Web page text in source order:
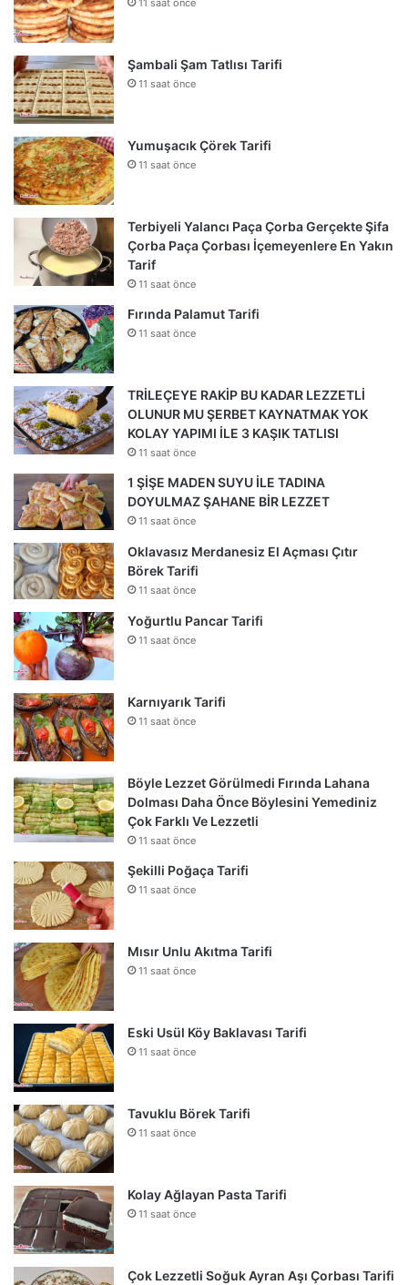
Şambali Şam Tatlısı Tarifi
11 saat önce
Yumuşacık Çörek Tarifi
11 saat önce
Terbiyeli Yalancı Paça Çorba Gerçekte Şifa
Çorba Paça Çorbası İçemeyenlere En Yakın
Tarif
11 saat önce
Fırında Palamut Tarifi
11 saat önce
TRİLEÇEYE RAKİP BU KADAR LEZZETLİ
OLUNUR MU ŞERBET KAYNATMAK YOK
KOLAY YAPIMI İLE 3 KAŞIK TATLISI
11 saat önce
1 ŞİŞE MADEN SUYU İLE TADINA
DOYULMAZ ŞAHANE BİR LEZZET
11 saat önce
Oklavasız Merdanesiz El Açması Çıtır
Börek Tarifi
11 saat önce
Yoğurtlu Pancar Tarifi
11 saat önce
Karnıyarık Tarifi
11 saat önce
Böyle Lezzet Görülmedi Fırında Lahana
Dolması Daha Önce Böylesini Yemediniz
Çok Farklı Ve Lezzetli
11 saat önce
Şekilli Poğaça Tarifi
11 saat önce
Mısır Unlu Akıtma Tarifi
11 saat önce
Eski Usül Köy Baklavası Tarifi
11 saat önce
Tavuklu Börek Tarifi
11 saat önce
Kolay Ağlayan Pasta Tarifi
11 saat önce
Çok Lezzetli Soğuk Ayran Aşı Çorbası Tarifi